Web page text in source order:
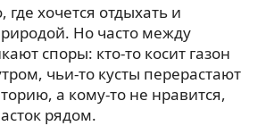
хочется отдыхать и
Но часто между
споры: кто-то косит газон
чьи-то кусты перерастают
а кому-то не нравится,
рядом.